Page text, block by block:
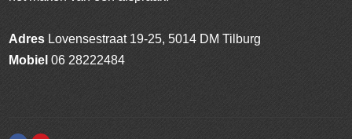
Adres Lovensestraat 19-25, 5014 DM Tilburg
Mobiel 06 28222484